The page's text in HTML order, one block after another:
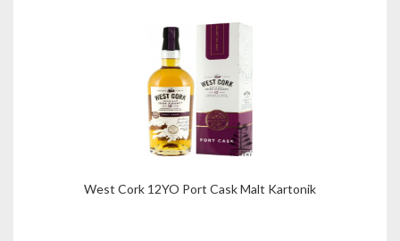
West Cork 12YO Port Cask Malt Kartonik